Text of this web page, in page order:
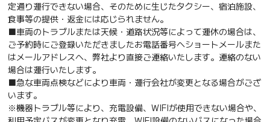
定通り運行できない場合、そのために生じたタクシー、宿泊施設、
食事等の提供・返金には応じられません。
■車両のトラブルまたは天候・道路状況等によって運休の場合は、
ご予約時にご登録いただきましたお電話番号へショートメールまた
はメールアドレスへ、弊社より直接ご連絡いたします。連絡のない
場合は運行いたします。
■急な車両点検などにより車両・運行会社が変更となる場合がござ
います。
※機器トラブル等により、充電設備、WIFIが使用できない場合や、